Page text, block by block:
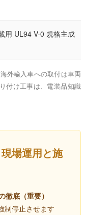
用 UL94 V-0 規格主成
外輸入車への取付は車両
付け工事は、電装品知識
場運用と施
徹底（重要）
制停止させます